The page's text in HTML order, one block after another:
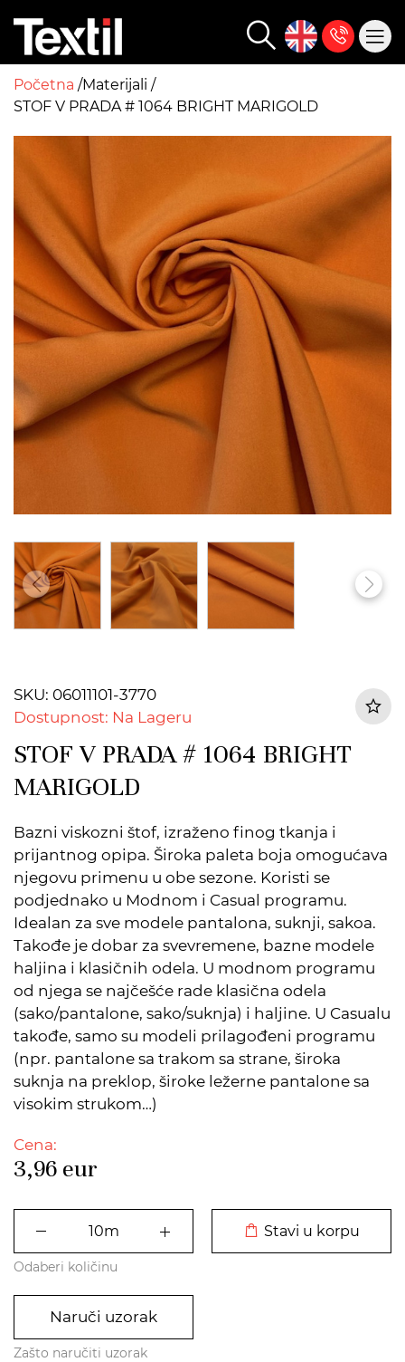
Početna Materijali
STOF V PRADA # 1064 BRIGHT MARIGOLD
SKU: 06011101-3770
Dostupnost: Na Lageru
STOF V PRADA # 1064 BRIGHT
MARIGOLD
Bazni viskozni štof, izraženo finog tkanja i
prijantnog opipa. Široka paleta boja omogućava
njegovu primenu u obe sezone. Koristi se
podjednako u Modnom i Casual programu.
Idealan za sve modele pantalona, suknji, sakoa.
Takođe je dobar za svevremene, bazne modele
haljina i klasičnih odela. U modnom programu
od njega se najčešće rade klasična odela
(sako/pantalone, sako/suknja) i haljine. U Casualu
takođe, samo su modeli prilagođeni programu
(npr. pantalone sa trakom sa strane, široka
suknja na preklop, široke ležerne pantalone sa
visokim strukom…)
Cena:
3,96 eur
Stavi u korpu
Odaberi količinu
Naruči uzorak
Zašto naručiti uzorak